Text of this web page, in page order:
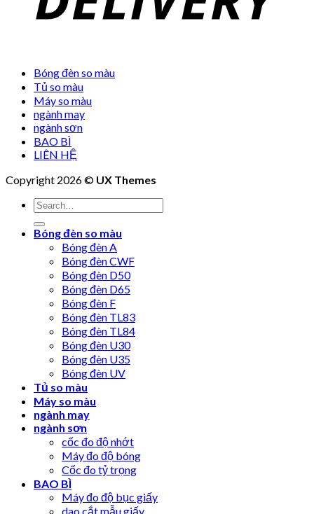
Bóng đèn so màu
Tủ so màu
Máy so màu
ngành may
ngành sơn
BAO BÌ
LIÊN HỆ
Copyright 2026 © UX Themes
Bóng đèn so màu
Bóng đèn A
Bóng đèn CWF
Bóng đèn D50
Bóng đèn D65
Bóng đèn F
Bóng đèn TL83
Bóng đèn TL84
Bóng đèn U30
Bóng đèn U35
Bóng đèn UV
Tủ so màu
Máy so màu
ngành may
ngành sơn
cốc đo độ nhớt
Máy đo độ bóng
Cốc đo tỷ trọng
BAO BÌ
Máy đo độ bục giấy
dao cắt mẫu giấy